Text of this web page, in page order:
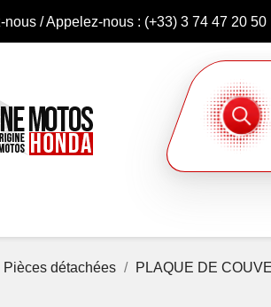
nous / Appelez-nous : (+33) 3 74 47 20 50
Pièces détachées PLAQUE DE